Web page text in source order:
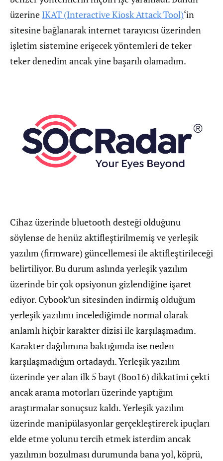
üzerine IKAT (Interactive Kiosk Attack Tool)‘in
sitesine bağlanarak internet tarayıcısı üzerinden
işletim sistemine erişecek yöntemleri de teker
teker denedim ancak yine başarılı olamadım.
Cihaz üzerinde bluetooth desteği olduğunu
söylense de henüz aktifleştirilmemiş ve yerleşik
yazılım (firmware) güncellemesi ile aktifleştirileceği
belirtiliyor. Bu durum aslında yerleşik yazılım
üzerinde bir çok opsiyonun gizlendiğine işaret
ediyor. Cybook’un sitesinden indirmiş olduğum
yerleşik yazılımı incelediğimde normal olarak
anlamlı hiçbir karakter dizisi ile karşılaşmadım.
Karakter dağılımına baktığımda ise neden
karşılaşmadığım ortadaydı. Yerleşik yazılım
üzerinde yer alan ilk 5 bayt (Boo16) dikkatimi çekti
ancak arama motorları üzerinde yaptığım
araştırmalar sonuçsuz kaldı. Yerleşik yazılım
üzerinde manipülasyonlar gerçekleştirerek ipuçları
elde etme yolunu tercih etmek isterdim ancak
yazılımın bozulması durumunda bana yol, köprü,